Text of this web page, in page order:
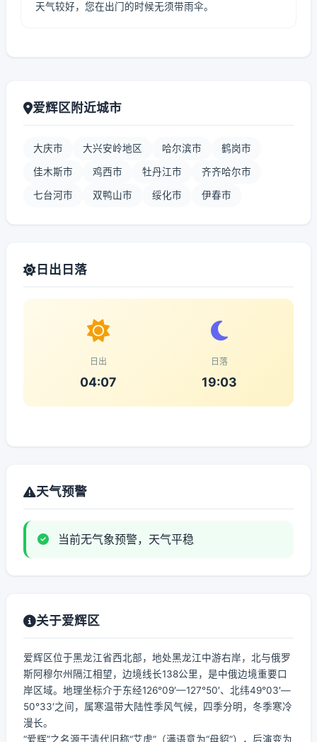
天气较好，您在出门的时候无须带雨伞。
爱辉区附近城市
大庆市 大兴安岭地区 哈尔滨市 鹤岗市
佳木斯市 鸡西市 牡丹江市 齐齐哈尔市
七台河市 双鸭山市 绥化市 伊春市
日出日落
日出
04:07
日落
19:03
天气预警
当前无气象预警，天气平稳
关于爱辉区
爱辉区位于黑龙江省西北部，地处黑龙江中游右岸，北与俄罗
斯阿穆尔州隔江相望，边境线长138公里，是中俄边境重要口
岸区域。地理坐标介于东经126°09′—127°50′、北纬49°03′—
50°33′之间，属寒温带大陆性季风气候，四季分明，冬季寒冷
漫长。
“爱辉”之名源于清代旧称“艾虎”（满语意为“母貂”），后演变为